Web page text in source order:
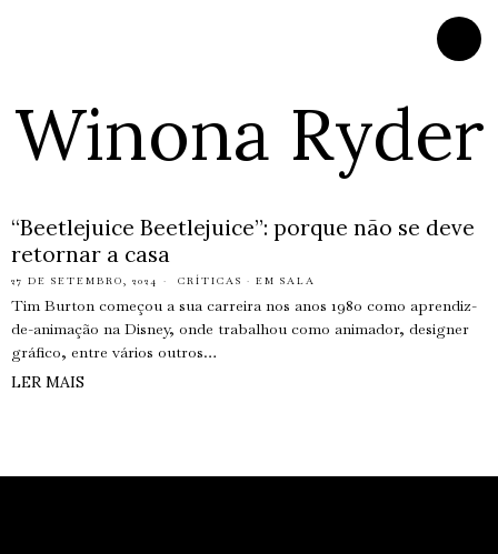
Winona Ryder
“Beetlejuice Beetlejuice”: porque não se deve
retornar a casa
27 DE SETEMBRO, 2024 CRÍTICAS · EM SALA
Tim Burton começou a sua carreira nos anos 1980 como aprendiz-
de-animação na Disney, onde trabalhou como animador, designer
gráfico, entre vários outros…
LER MAIS